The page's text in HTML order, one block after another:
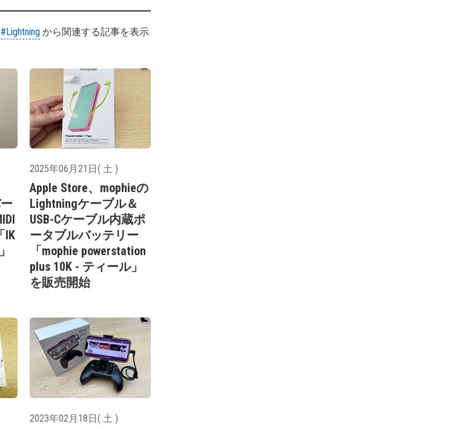
#Lightning から関連する記事を表示
IK
2025年06月21日( 土 )
Apple Store、mophieの
Lightningケーブル＆
USB-Cケーブル内蔵ポ
ータブルバッテリー
「mophie powerstation
plus 10K - ティール」
を販売開始
2023年02月18日( 土 )